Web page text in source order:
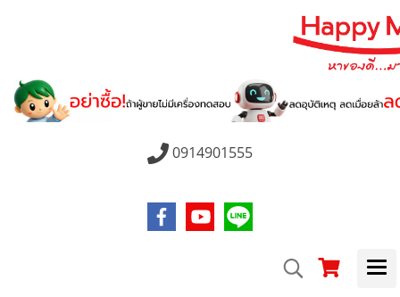
0914901555